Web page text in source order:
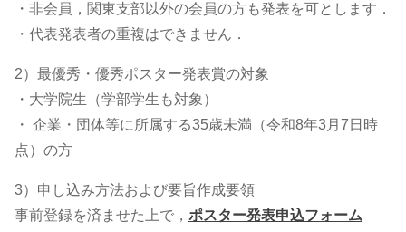
・非会員，関東支部以外の会員の方も発表を可とします．
・代表発表者の重複はできません．
2）最優秀・優秀ポスター発表賞の対象
・大学院生（学部学生も対象）
・ 企業・団体等に所属する35歳未満（令和8年3月7日時
点）の方
3）申し込み方法および要旨作成要領
事前登録を済ませた上で， ポスター発表申込フォーム